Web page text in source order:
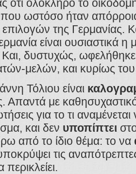
ότι ολόκληρο το
που ωστόσο ήταν
της Γερμανίας.
είναι
Και, δυστυχώς,
μελών, και κυρίως
Τόλιου είναι
Απαντά με
για το τι
και δεν υποπίπτει
από το ίδιο θέμα: το να
τις
περικλείει.